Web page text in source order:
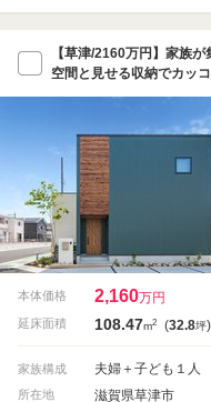
【草津/2160万円】家族
空間と見せる収納でカッ
本体価格 2,160万円
延床面積 108.47m2 (32.8坪)
家族構成 夫婦＋子ども１人
所在地 滋賀県草津市